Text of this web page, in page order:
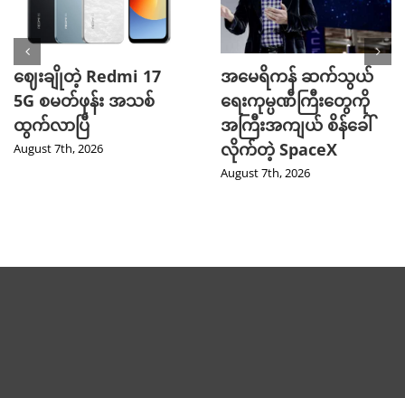
ဈေးချိုတဲ့ Redmi 17
5G စမတ်ဖုန်း အသစ်
ထွက်လာပြီ
August 7th, 2026
အမေရိကန် ဆက်သွယ်
ရေးကုမ္ပဏီကြီးတွေကို
အကြီးအကျယ် စိန်ခေါ်
လိုက်တဲ့ SpaceX
August 7th, 2026